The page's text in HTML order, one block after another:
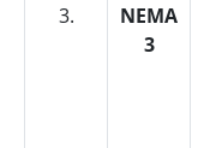
3.
NEMA
3